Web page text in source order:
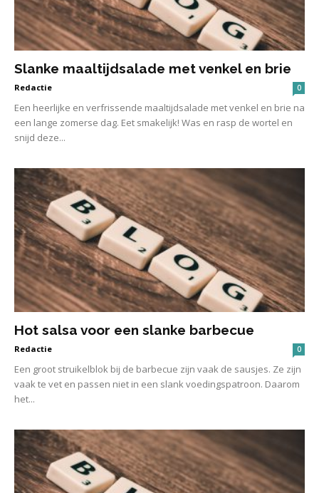
Slanke maaltijdsalade met venkel en brie
Redactie 0
Een heerlijke en verfrissende maaltijdsalade met venkel en brie na
een lange zomerse dag. Eet smakelijk! Was en rasp de wortel en
snijd deze...
Hot salsa voor een slanke barbecue
Redactie 0
Een groot struikelblok bij de barbecue zijn vaak de sausjes. Ze zijn
vaak te vet en passen niet in een slank voedingspatroon. Daarom
het...